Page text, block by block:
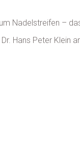
Nadelstreifen –
Hans Peter Klein